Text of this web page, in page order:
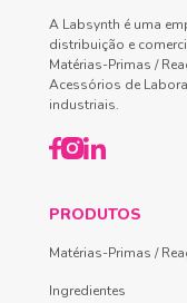
A Labsynth é uma
distribuição e
Matérias-Primas /
Acessórios de
industriais.
PRODUTOS
Matérias-Primas /
Ingredientes